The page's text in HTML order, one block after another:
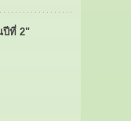
ปีที่ 2"